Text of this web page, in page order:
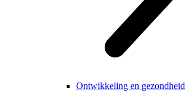
Ontwikkeling en gezondheid